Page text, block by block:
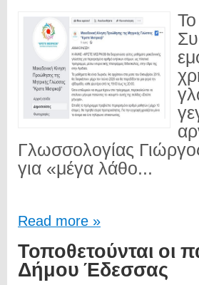
Γλωσσολογίας
για «μέγα λάθο...
Read more »
Τοποθετούνται οι
Δήμου Έδεσσας